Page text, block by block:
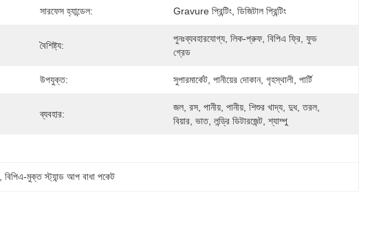
সারফেস হ্যান্ডেল: Gravure প্রিন্টিং, ডিজিটাল প্রিন্টিং
বৈশিষ্ট্য:
পুনঃব্যবহারযোগ্য, লিক-প্রুফ, বিপিএ ফ্রি, ফুড
গ্রেড
উপযুক্ত: সুপারমার্কেট, পানীয়ের দোকান, গৃহস্থালী, পার্টি
ব্যবহার:
জল, রস, পানীয়, পানীয়, শিশুর খাদ্য, দুধ, তরল,
বিয়ার, ভাত, লন্ড্রি ডিটারজেন্ট, শ্যাম্পু
, বিপিএ-মুক্ত স্ট্যান্ড আপ বাধা পকেট